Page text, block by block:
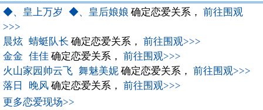
◆、皇上万岁 ◆、皇后娘娘 确定恋爱关系， 前往围观
>>>
晨炫 蜻蜓队长 确定恋爱关系， 前往围观>>>
金金 佳佳 确定恋爱关系， 前往围观>>>
火山家园帅云飞 舞魅美妮 确定恋爱关系， 前往围观>>>
落日
晚风 确定恋爱关系， 前往围观>>>
更多恋爱现场>>